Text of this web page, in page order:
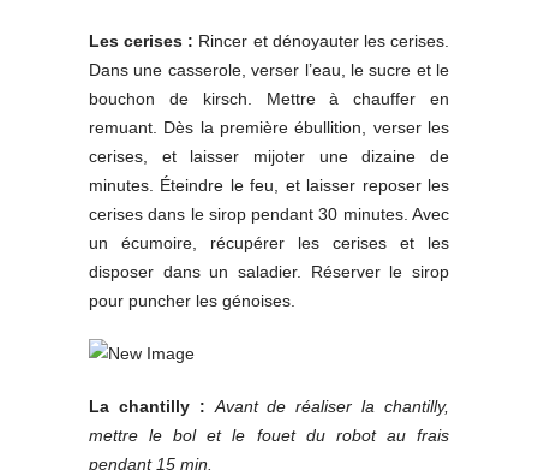
Les cerises : Rincer et dénoyauter les cerises.
Dans une casserole, verser l’eau, le sucre et le
bouchon de kirsch. Mettre à chauffer en
remuant. Dès la première ébullition, verser les
cerises, et laisser mijoter une dizaine de
minutes. Éteindre le feu, et laisser reposer les
cerises dans le sirop pendant 30 minutes. Avec
un écumoire, récupérer les cerises et les
disposer dans un saladier. Réserver le sirop
pour puncher les génoises.
La chantilly : Avant de réaliser la chantilly,
mettre le bol et le fouet du robot au frais
pendant 15 min.